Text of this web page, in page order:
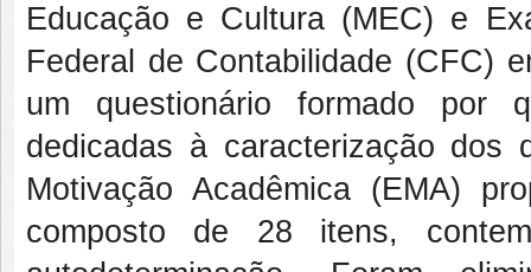
Educação e Cultura (MEC) e
Federal de Contabilidade (CFC)
um questionário formado por
dedicadas à caracterização dos
Motivação Acadêmica (EMA)
composto de 28 itens,